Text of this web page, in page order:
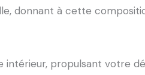
donnant à cette
propulsant votre